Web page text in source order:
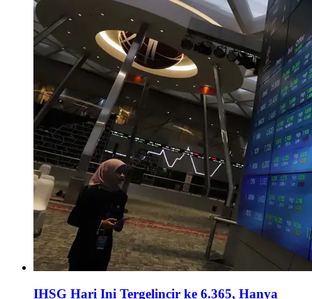
IHSG Hari Ini Tergelincir ke 6.365, Hanya